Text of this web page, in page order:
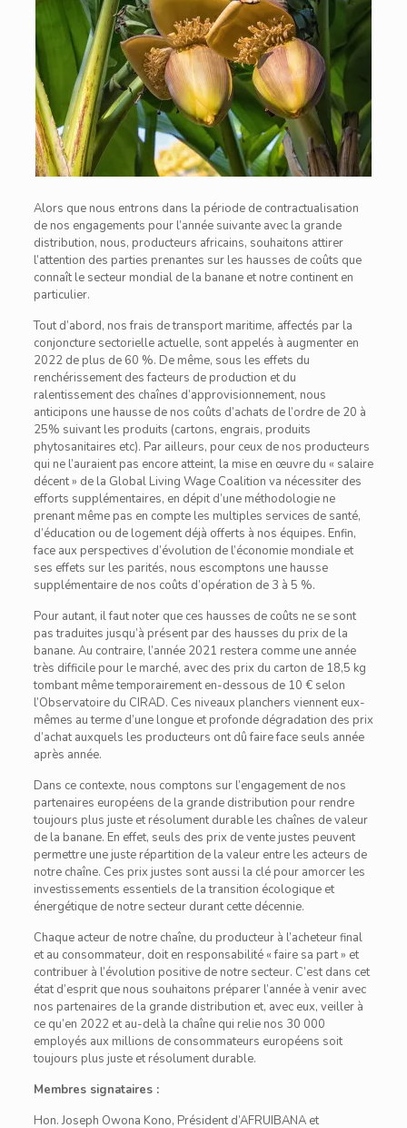
Alors que nous entrons dans la période de contractualisation
de nos engagements pour l’année suivante avec la grande
distribution, nous, producteurs africains, souhaitons attirer
l’attention des parties prenantes sur les hausses de coûts que
connaît le secteur mondial de la banane et notre continent en
particulier.
Tout d’abord, nos frais de transport maritime, affectés par la
conjoncture sectorielle actuelle, sont appelés à augmenter en
2022 de plus de 60 %. De même, sous les effets du
renchérissement des facteurs de production et du
ralentissement des chaînes d’approvisionnement, nous
anticipons une hausse de nos coûts d’achats de l’ordre de 20 à
25% suivant les produits (cartons, engrais, produits
phytosanitaires etc). Par ailleurs, pour ceux de nos producteurs
qui ne l’auraient pas encore atteint, la mise en œuvre du « salaire
décent » de la Global Living Wage Coalition va nécessiter des
efforts supplémentaires, en dépit d’une méthodologie ne
prenant même pas en compte les multiples services de santé,
d’éducation ou de logement déjà offerts à nos équipes. Enfin,
face aux perspectives d’évolution de l’économie mondiale et
ses effets sur les parités, nous escomptons une hausse
supplémentaire de nos coûts d’opération de 3 à 5 %.
Pour autant, il faut noter que ces hausses de coûts ne se sont
pas traduites jusqu’à présent par des hausses du prix de la
banane. Au contraire, l’année 2021 restera comme une année
très difficile pour le marché, avec des prix du carton de 18,5 kg
tombant même temporairement en-dessous de 10 € selon
l’Observatoire du CIRAD. Ces niveaux planchers viennent eux-
mêmes au terme d’une longue et profonde dégradation des prix
d’achat auxquels les producteurs ont dû faire face seuls année
après année.
Dans ce contexte, nous comptons sur l’engagement de nos
partenaires européens de la grande distribution pour rendre
toujours plus juste et résolument durable les chaînes de valeur
de la banane. En effet, seuls des prix de vente justes peuvent
permettre une juste répartition de la valeur entre les acteurs de
notre chaîne. Ces prix justes sont aussi la clé pour amorcer les
investissements essentiels de la transition écologique et
énergétique de notre secteur durant cette décennie.
Chaque acteur de notre chaîne, du producteur à l’acheteur final
et au consommateur, doit en responsabilité « faire sa part » et
contribuer à l’évolution positive de notre secteur. C’est dans cet
état d’esprit que nous souhaitons préparer l’année à venir avec
nos partenaires de la grande distribution et, avec eux, veiller à
ce qu’en 2022 et au-delà la chaîne qui relie nos 30 000
employés aux millions de consommateurs européens soit
toujours plus juste et résolument durable.
Membres signataires :
Hon. Joseph Owona Kono, Président d’AFRUIBANA et